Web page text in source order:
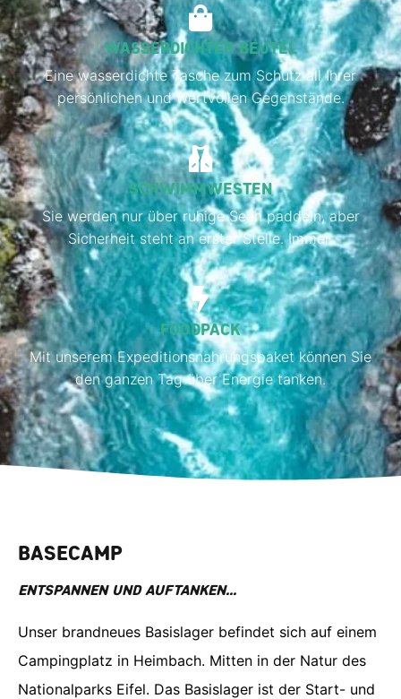
WASSERDICHTER BEUTEL
Eine wasserdichte Tasche zum Schutz all Ihrer
persönlichen und wertvollen Gegenstände.
SCHWIMMWESTEN
Sie werden nur über ruhige Seen paddeln, aber
Sicherheit steht an erster Stelle. Immer.
FOODPACK
Mit unserem Expeditionsnahrungspaket können Sie
den ganzen Tag über Energie tanken.
BASECAMP
ENTSPANNEN UND AUFTANKEN...
Unser brandneues Basislager befindet sich auf einem
Campingplatz in Heimbach. Mitten in der Natur des
Nationalparks Eifel. Das Basislager ist der Start- und